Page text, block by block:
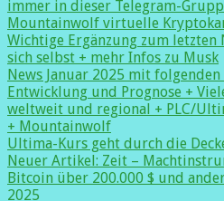
immer in dieser Telegram-
Mountainwolf virtuelle
Wichtige Ergänzung zum
sich selbst + mehr Infos zu Musk
News Januar 2025 mit
Entwicklung und Prognose +
weltweit und regional + PLC/
+ Mountainwolf
Ultima-Kurs geht durch die
Neuer Artikel: Zeit –
Bitcoin über 200.000 $ und
2025